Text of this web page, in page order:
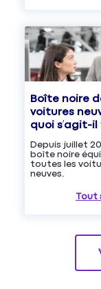
Boîte noire
voitures
quoi s’agit-il
Depuis juillet
boîte noire
toutes les
neuves.
Tout